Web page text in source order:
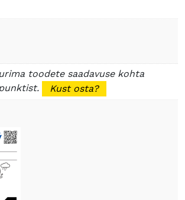
toodete saadavuse kohta
Kust osta?